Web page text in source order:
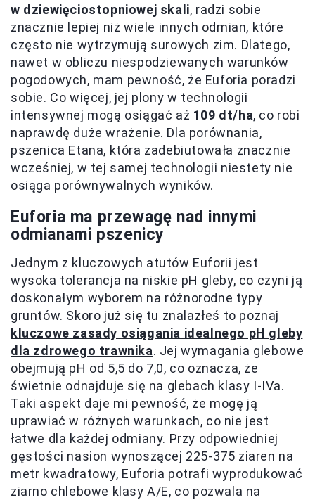
w dziewięciostopniowej skali, radzi sobie
znacznie lepiej niż wiele innych odmian, które
często nie wytrzymują surowych zim. Dlatego,
nawet w obliczu niespodziewanych warunków
pogodowych, mam pewność, że Euforia poradzi
sobie. Co więcej, jej plony w technologii
intensywnej mogą osiągać aż 109 dt/ha, co robi
naprawdę duże wrażenie. Dla porównania,
pszenica Etana, która zadebiutowała znacznie
wcześniej, w tej samej technologii niestety nie
osiąga porównywalnych wyników.
Euforia ma przewagę nad innymi
odmianami pszenicy
Jednym z kluczowych atutów Euforii jest
wysoka tolerancja na niskie pH gleby, co czyni ją
doskonałym wyborem na różnorodne typy
gruntów. Skoro już się tu znalazłeś to poznaj
kluczowe zasady osiągania idealnego pH gleby
dla zdrowego trawnika. Jej wymagania glebowe
obejmują pH od 5,5 do 7,0, co oznacza, że
świetnie odnajduje się na glebach klasy I-IVa.
Taki aspekt daje mi pewność, że mogę ją
uprawiać w różnych warunkach, co nie jest
łatwe dla każdej odmiany. Przy odpowiedniej
gęstości nasion wynoszącej 225-375 ziaren na
metr kwadratowy, Euforia potrafi wyprodukować
ziarno chlebowe klasy A/E, co pozwala na